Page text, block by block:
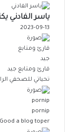
ياسر الفادني
2023-09-13
قارئ ومتابع جيد
تحياتي للصحفي
pornip
Good a blog toper...